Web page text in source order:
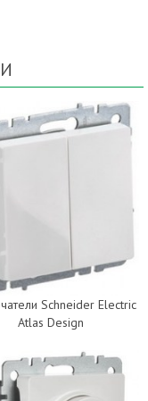
Schneider Electric
Atlas Design